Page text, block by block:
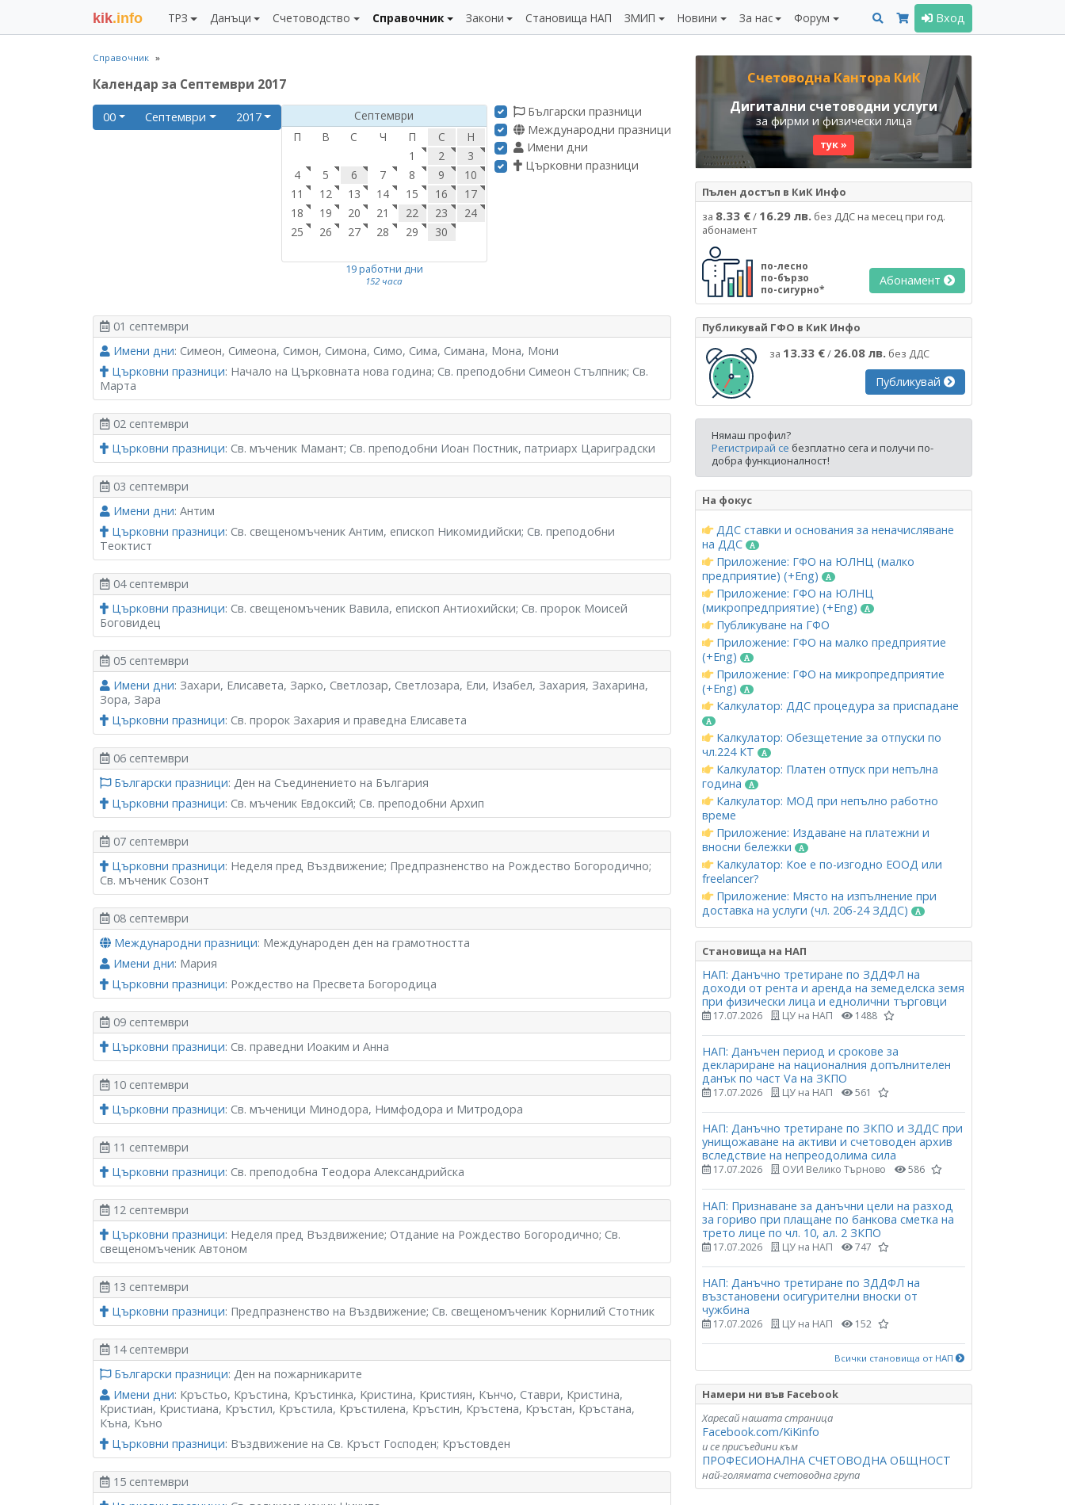
kik.info ТРЗ Данъци Счетоводство Справочник Закони Становища НАП ЗМИП Новини За нас Форум Вход
Справочник
Календар за Септември 2017
00 Септември 2017
Български празници
Международни празници
Имени дни
Църковни празници
Септември
П
В С Ч П С
Н
1
2
3
4
5 6 7 8 9
10
11
12 13 14 15 16
17
18
19 20 21 22 23
24
25
26 27 28 29 30
19 работни дни
152 часа
01 септември
Имени дни: Симеон, Симеона, Симон, Симона, Симо, Сима, Симана, Мона, Мони
Църковни празници: Начало на Църковната нова година; Св. преподобни Симеон Стълпник; Св.
Марта
02 септември
Църковни празници: Св. мъченик Мамант; Св. преподобни Иоан Постник, патриарх Цариградски
03 септември
Имени дни: Антим
Църковни празници: Св. свещеномъченик Антим, епископ Никомидийски; Св. преподобни
Теоктист
04 септември
Църковни празници: Св. свещеномъченик Вавила, епископ Антиохийски; Св. пророк Моисей
Боговидец
05 септември
Имени дни: Захари, Елисавета, Зарко, Светлозар, Светлозара, Ели, Изабел, Захария, Захарина,
Зора, Зара
Църковни празници: Св. пророк Захария и праведна Елисавета
06 септември
Български празници: Ден на Съединението на България
Църковни празници: Св. мъченик Евдоксий; Св. преподобни Архип
07 септември
Църковни празници: Неделя пред Въздвижение; Предпразненство на Рождество Богородично;
Св. мъченик Созонт
08 септември
Международни празници: Международен ден на грамотността
Имени дни: Мария
Църковни празници: Рождество на Пресвета Богородица
09 септември
Църковни празници: Св. праведни Иоаким и Анна
10 септември
Църковни празници: Св. мъченици Минодора, Нимфодора и Митродора
11 септември
Църковни празници: Св. преподобна Теодора Александрийска
12 септември
Църковни празници: Неделя пред Въздвижение; Отдание на Рождество Богородично; Св.
свещеномъченик Автоном
13 септември
Църковни празници: Предпразненство на Въздвижение; Св. свещеномъченик Корнилий Стотник
14 септември
Български празници: Ден на пожарникарите
Имени дни: Кръстьо, Кръстина, Кръстинка, Kристина, Кристиян, Кънчо, Ставри, Кристина,
Кристиан, Кристиана, Кръстил, Кръстила, Кръстилена, Кръстин, Кръстена, Кръстан, Кръстана,
Къна, Къно
Църковни празници: Въздвижение на Св. Кръст Господен; Кръстовден
15 септември
Счетоводна Кантора КиК
Дигитални счетоводни услуги
за фирми и физически лица
тук »
Пълен достъп в КиК Инфо
за 8.33 €/ 16.29 лв. без ДДС на месец при год.
абонамент
по-лесно
по-бързо
по-сигурно*
Абонамент
Публикувай ГФО в КиК Инфо
за 13.33 €/ 26.08 лв. без ДДС
Публикувай
Нямаш профил?
Регистрирай се безплатно сега и получи по-
добра функционалност!
На фокус
ДДС ставки и основания за неначисляване
на ДДС
Приложение: ГФО на ЮЛНЦ (малко
предприятие) (+Eng)
Приложение: ГФО на ЮЛНЦ
(микропредприятие) (+Eng)
Публикуване на ГФО
Приложение: ГФО на малко предприятие
(+Eng)
Приложение: ГФО на микропредприятие
(+Eng)
Калкулатор: ДДС процедура за приспадане
Калкулатор: Обезщетение за отпуски по
чл.224 КТ
Калкулатор: Платен отпуск при непълна
година
Калкулатор: МОД при непълно работно
време
Приложение: Издаване на платежни и
вносни бележки
Калкулатор: Кое е по-изгодно ЕООД или
freelancer?
Приложение: Място на изпълнение при
доставка на услуги (чл. 20б-24 ЗДДС)
Становища на НАП
НАП: Данъчно третиране по ЗДДФЛ на
доходи от рента и аренда на земеделска земя
при физически лица и еднолични търговци
17.07.2026 ЦУ на НАП 1488
НАП: Данъчен период и срокове за
деклариране на националния допълнителен
данък по част Vа на ЗКПО
17.07.2026 ЦУ на НАП 561
НАП: Данъчно третиране по ЗКПО и ЗДДС при
унищожаване на активи и счетоводен архив
вследствие на непреодолима сила
17.07.2026 ОУИ Велико Търново 586
НАП: Признаване за данъчни цели на разход
за гориво при плащане по банкова сметка на
трето лице по чл. 10, ал. 2 ЗКПО
17.07.2026 ЦУ на НАП 747
НАП: Данъчно третиране по ЗДДФЛ на
възстановени осигурителни вноски от
чужбина
17.07.2026 ЦУ на НАП 152
Всички становища от НАП
Намери ни във Facebook
Харесай нашата страница
Facebook.com/KiKinfo
и се присъедини към
ПРОФЕСИОНАЛНА СЧЕТОВОДНА ОБЩНОСТ
най-голямата счетоводна група